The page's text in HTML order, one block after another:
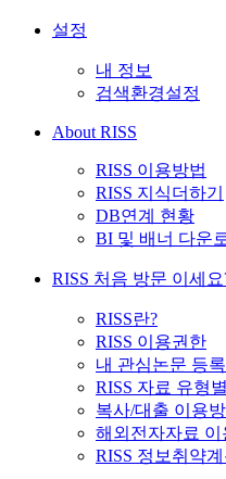
설정
내 정보
검색환경설정
About RISS
RISS 이용방법
RISS 지식더하기
DB연계 현황
BI 및 배너 다운
RISS 처음 방문 이세요
RISS란?
RISS 이용권한
내 관심논문 등
RISS 자료 유형
복사/대출 이용
해외전자자료 이
RISS 정보취약